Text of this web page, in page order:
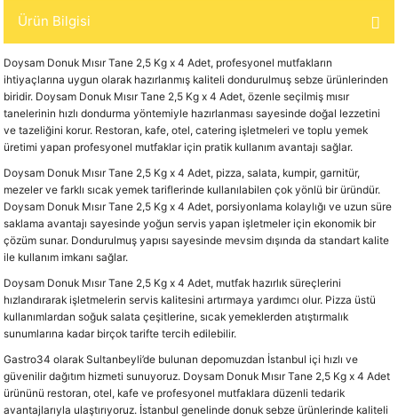
Ürün Bilgisi
Doysam Donuk Mısır Tane 2,5 Kg x 4 Adet, profesyonel mutfakların
ihtiyaçlarına uygun olarak hazırlanmış kaliteli dondurulmuş sebze ürünlerinden
biridir. Doysam Donuk Mısır Tane 2,5 Kg x 4 Adet, özenle seçilmiş mısır
tanelerinin hızlı dondurma yöntemiyle hazırlanması sayesinde doğal lezzetini
ve tazeliğini korur. Restoran, kafe, otel, catering işletmeleri ve toplu yemek
üretimi yapan profesyonel mutfaklar için pratik kullanım avantajı sağlar.
Doysam Donuk Mısır Tane 2,5 Kg x 4 Adet, pizza, salata, kumpir, garnitür,
mezeler ve farklı sıcak yemek tariflerinde kullanılabilen çok yönlü bir üründür.
Doysam Donuk Mısır Tane 2,5 Kg x 4 Adet, porsiyonlama kolaylığı ve uzun süre
saklama avantajı sayesinde yoğun servis yapan işletmeler için ekonomik bir
çözüm sunar. Dondurulmuş yapısı sayesinde mevsim dışında da standart kalite
ile kullanım imkanı sağlar.
Doysam Donuk Mısır Tane 2,5 Kg x 4 Adet, mutfak hazırlık süreçlerini
hızlandırarak işletmelerin servis kalitesini artırmaya yardımcı olur. Pizza üstü
kullanımlardan soğuk salata çeşitlerine, sıcak yemeklerden atıştırmalık
sunumlarına kadar birçok tarifte tercih edilebilir.
Gastro34 olarak Sultanbeyli’de bulunan depomuzdan İstanbul içi hızlı ve
güvenilir dağıtım hizmeti sunuyoruz. Doysam Donuk Mısır Tane 2,5 Kg x 4 Adet
ürününü restoran, otel, kafe ve profesyonel mutfaklara düzenli tedarik
avantajlarıyla ulaştırıyoruz. İstanbul genelinde donuk sebze ürünlerinde kaliteli